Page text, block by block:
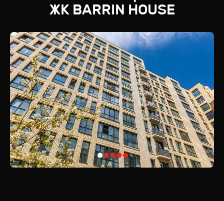
ЖК BARRIN HOUSE